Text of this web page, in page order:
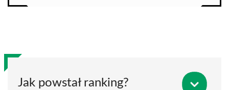
Jak powstał ranking?